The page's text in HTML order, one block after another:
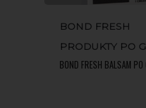
BOND FRESH
PRODUKTY PO
BOND FRESH BALSAM